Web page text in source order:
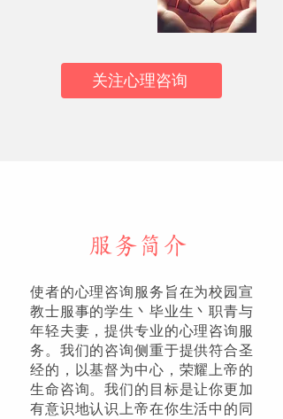
关注心理咨询
​服务简介
使者的心理咨询服务旨在为校园宣
教士服事的学生丶毕业生丶职青与
年轻夫妻，提供专业的心理咨询服
务。我们的咨询侧重于提供符合圣
经的，以基督为中心，荣耀上帝的
生命咨询。我们的目标是让你更加
有意识地认识上帝在你生活中的同